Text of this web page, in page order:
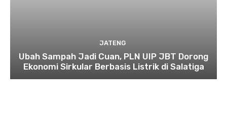
JATENG
Ubah Sampah Jadi Cuan, PLN UIP JBT Dorong
Ekonomi Sirkular Berbasis Listrik di Salatiga